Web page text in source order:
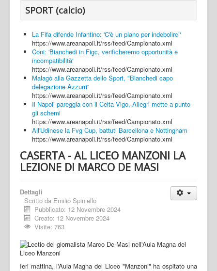
SPORT (calcio)
La Fifa difende Infantino: 'C'è un piano per indebolirci'
https://www.areanapoli.it/rss/feed/Campionato.xml
Coni: 'Bianchedi in Figc, verificheremo opportunità e
incompatibilità'
https://www.areanapoli.it/rss/feed/Campionato.xml
Malagò alla Gazzetta dello Sport, "Bianchedi capo
delegazione Azzurri"
https://www.areanapoli.it/rss/feed/Campionato.xml
Il Napoli pareggia con il Celta Vigo, Allegri mette a punto
gli schemi
https://www.areanapoli.it/rss/feed/Campionato.xml
All'Udinese la Fvg Cup, battuti Barcellona e Nottingham
https://www.areanapoli.it/rss/feed/Campionato.xml
CASERTA - AL LICEO MANZONI LA
LEZIONE DI MARCO DE MASI
Dettagli
Scritto da Emilio Spiniello
Pubblicato: 12 Novembre 2024
Creato: 12 Novembre 2024
Visite: 763
Ieri mattina, l'Aula Magna del Liceo "Manzoni" ha ospitato una